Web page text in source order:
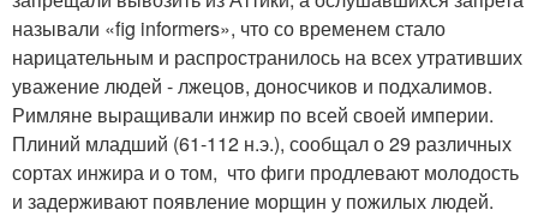
называли «fig informers», что со временем стало
нарицательным и распространилось на всех утративших
уважение людей - лжецов, доносчиков и подхалимов.
Римляне выращивали инжир по всей своей империи.
Плиний младший (61-112 н.э.), сообщал о 29 различных
сортах инжира и о том, что фиги продлевают молодость
и задерживают появление морщин у пожилых людей.